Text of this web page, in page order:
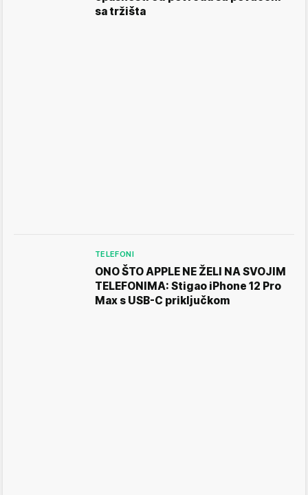
sa tržišta
TELEFONI
ONO ŠTO APPLE NE ŽELI NA SVOJIM
TELEFONIMA: Stigao iPhone 12 Pro
Max s USB-C priključkom